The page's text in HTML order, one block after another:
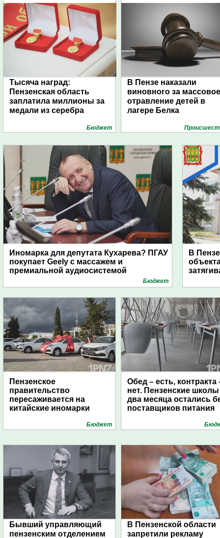
Тысяча наград:
Пензенская область
заплатила миллионы за
медали из серебра
Бюджет
В Пензе наказали
виновного за массовое
отравление детей в
лагере Белка
Иномарка для депутата Кухарева? ПГАУ
покупает Geely с массажем и
премиальной аудиосистемой
Бюджет
В
Пензенское
правительство
пересаживается на
китайские иномарки
Бюджет
Обед – есть, контракта
нет. Пензенские
два месяца остались
поставщиков питания
Бывший управляющий
пензенским отделением
В Пензенской области
запретили рекламу